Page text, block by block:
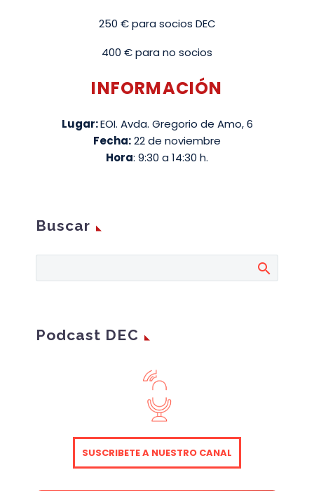
250 € para socios DEC
400 € para no socios
INFORMACIÓN
Lugar:EOI. Avda. Gregorio de Amo, 6
Fecha:22 de noviembre
Hora: 9:30 a 14:30 h.
Buscar
Podcast DEC
SUSCRIBETE A NUESTRO CANAL